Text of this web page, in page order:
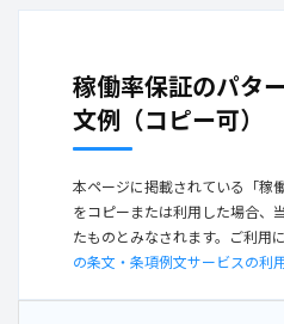
稼働率保証のパタ
文例（コピー可）
本ページに掲載されている「稼
をコピーまたは利用した場合、
たものとみなされます。ご利用
の条文・条項例文サービスの利